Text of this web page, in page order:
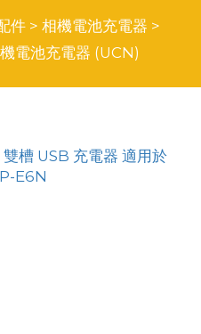
件 > 相機電池充電器 >
電池充電器 (UCN)